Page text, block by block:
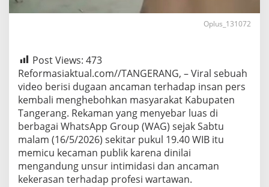
Oplus_131072
Post Views: 473
Reformasiaktual.com//TANGERANG, – Viral sebuah
video berisi dugaan ancaman terhadap insan pers
kembali menghebohkan masyarakat Kabupaten
Tangerang. Rekaman yang menyebar luas di
berbagai WhatsApp Group (WAG) sejak Sabtu
malam (16/5/2026) sekitar pukul 19.40 WIB itu
memicu kecaman publik karena dinilai
mengandung unsur intimidasi dan ancaman
kekerasan terhadap profesi wartawan.